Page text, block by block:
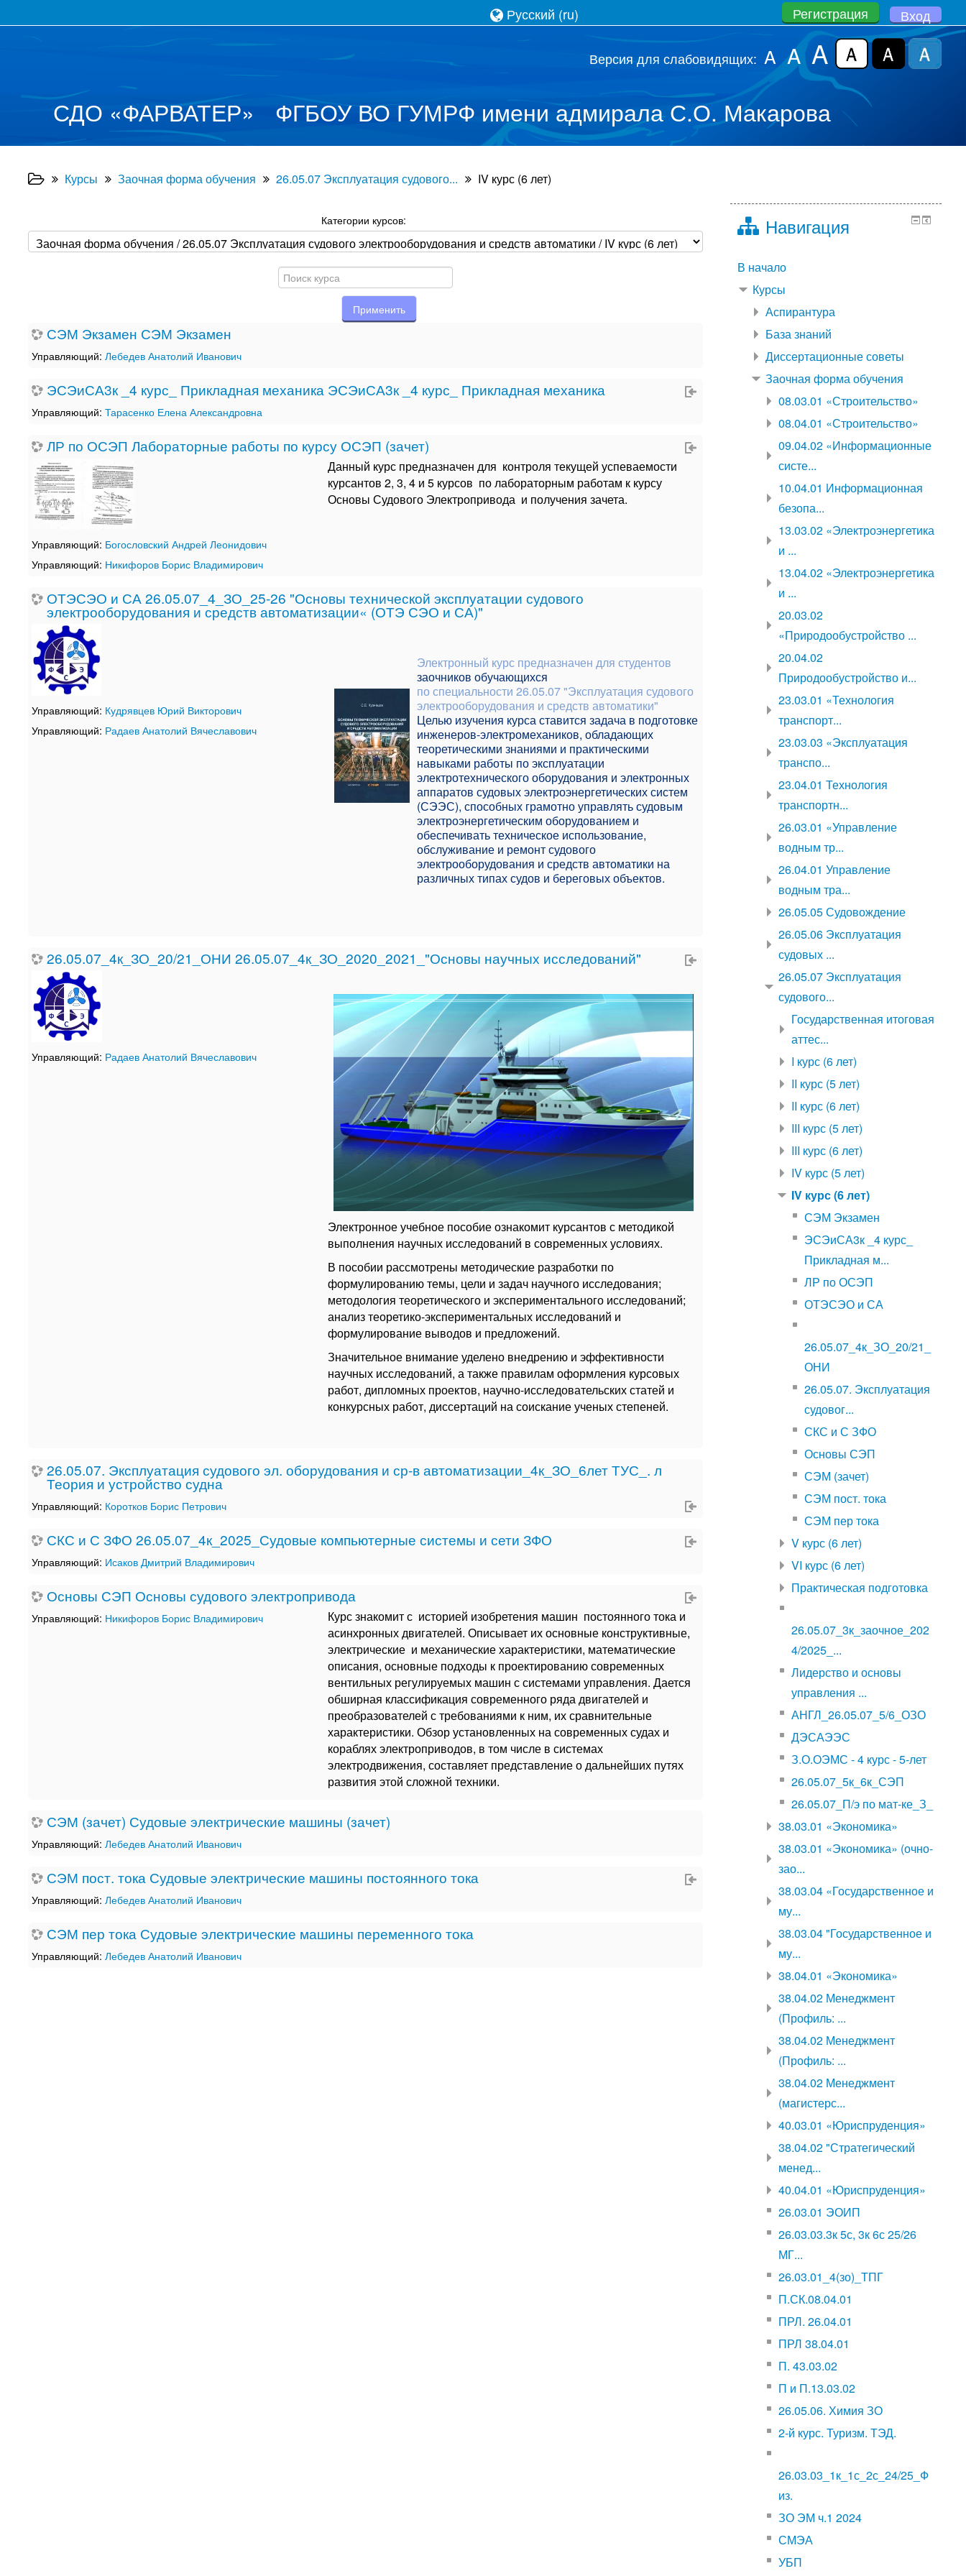
Регистрация Вход
Версия для слабовидящих: A A A
Русский ‎(ru)‎
СДО «ФАРВАТЕР» ФГБОУ ВО ГУМРФ имени адмирала С.О. Макарова
Курсы Заочная форма обучения 26.05.07 Эксплуатация судового... IV курс (6 лет)
Категории курсов:
Поиск
курса
Применить
СЭМ Экзамен СЭМ Экзамен
Управляющий: Лебедев Анатолий Иванович
ЭСЭиСА3к _4 курс_ Прикладная механика ЭСЭиСА3к _4 курс_ Прикладная механика
Управляющий: Тарасенко Елена Александровна
ЛР по ОСЭП Лабораторные работы по курсу ОСЭП (зачет)
Данный курс предназначен для контроля текущей успеваемости
курсантов 2, 3, 4 и 5 курсов по лабораторным работам к курсу
Основы Судового Электропривода и получения зачета.
Управляющий: Богословский Андрей Леонидович
Управляющий: Никифоров Борис Владимирович
ОТЭСЭО и СА 26.05.07_4_ЗО_25-26 "Основы технической эксплуатации судового
электрооборудования и средств автоматизации« (ОТЭ СЭО и СА)"
Электронный курс предназначен для студентов
заочников обучающихся
по специальности 26.05.07 "Эксплуатация судового
электрооборудования и средств автоматики"
Целью изучения курса ставится задача в подготовке
инженеров-электромехаников, обладающих
теоретическими знаниями и практическими
навыками работы по эксплуатации
электротехнического оборудования и электронных
аппаратов судовых электроэнергетических систем
(СЭЭС), способных грамотно управлять судовым
электроэнергетическим оборудованием и
обеспечивать техническое использование,
обслуживание и ремонт судового
электрооборудования и средств автоматики на
различных типах судов и береговых объектов.
Управляющий: Кудрявцев Юрий Викторович
Управляющий: Радаев Анатолий Вячеславович
26.05.07_4к_ЗО_20/21_ОНИ 26.05.07_4к_ЗО_2020_2021_"Основы научных исследований"
Электронное учебное пособие ознакомит курсантов с методикой
выполнения научных исследований в современных условиях.
В пособии рассмотрены методические разработки по
формулированию темы, цели и задач научного исследования;
методология теоретического и экспериментального исследований;
анализ теоретико-экспериментальных исследований и
формулирование выводов и предложений.
Значительное внимание уделено внедрению и эффективности
научных исследований, а также правилам оформления курсовых
работ, дипломных проектов, научно-исследовательских статей и
конкурсных работ, диссертаций на соискание ученых степеней.
Управляющий: Радаев Анатолий Вячеславович
26.05.07. Эксплуатация судового эл. оборудования и ср-в автоматизации_4к_ЗО_6лет ТУС_. л
Теория и устройство судна
Управляющий: Коротков Борис Петрович
СКС и С ЗФО 26.05.07_4к_2025_Судовые компьютерные системы и сети ЗФО
Управляющий: Исаков Дмитрий Владимирович
Основы СЭП Основы судового электропривода
Курс знакомит с историей изобретения машин постоянного тока и
асинхронных двигателей. Описывает их основные конструктивные,
электрические и механические характеристики, математические
описания, основные подходы к проектированию современных
вентильных регулируемых машин с системами управления. Дается
обширная классификация современного ряда двигателей и
преобразователей с требованиями к ним, их сравнительные
характеристики. Обзор установленных на современных судах и
кораблях электроприводов, в том числе в системах
электродвижения, составляет представление о дальнейших путях
развития этой сложной техники.
Управляющий: Никифоров Борис Владимирович
СЭМ (зачет) Судовые электрические машины (зачет)
Управляющий: Лебедев Анатолий Иванович
СЭМ пост. тока Судовые электрические машины постоянного тока
Управляющий: Лебедев Анатолий Иванович
СЭМ пер тока Судовые электрические машины переменного тока
Управляющий: Лебедев Анатолий Иванович
Навигация
В начало
Курсы
Аспирантура
База знаний
Диссертационные советы
Заочная форма обучения
08.03.01 «Строительство»
08.04.01 «Строительство»
09.04.02 «Информационные
систе...
10.04.01 Информационная
безопа...
13.03.02 «Электроэнергетика
и ...
13.04.02 «Электроэнергетика
и ...
20.03.02
«Природообустройство ...
20.04.02
Природообустройство и...
23.03.01 «Технология
транспорт...
23.03.03 «Эксплуатация
транспо...
23.04.01 Технология
транспортн...
26.03.01 «Управление
водным тр...
26.04.01 Управление
водным тра...
26.05.05 Судовождение
26.05.06 Эксплуатация
судовых ...
26.05.07 Эксплуатация
судового...
Государственная итоговая
аттес...
I курс (6 лет)
II курс (5 лет)
II курс (6 лет)
III курс (5 лет)
III курс (6 лет)
IV курс (5 лет)
IV курс (6 лет)
СЭМ Экзамен
ЭСЭиСА3к _4 курс_
Прикладная м...
ЛР по ОСЭП
ОТЭСЭО и СА
26.05.07_4к_ЗО_20/21_
ОНИ
26.05.07. Эксплуатация
судовог...
СКС и С ЗФО
Основы СЭП
СЭМ (зачет)
СЭМ пост. тока
СЭМ пер тока
V курс (6 лет)
VI курс (6 лет)
Практическая подготовка
26.05.07_3к_заочное_202
4/2025_...
Лидерство и основы
управления ...
АНГЛ_26.05.07_5/6_ОЗО
ДЭСАЭЭС
З.О.ОЭМС - 4 курс - 5-лет
26.05.07_5к_6к_СЭП
26.05.07_П/э по мат-ке_З_
38.03.01 «Экономика»
38.03.01 «Экономика» (очно-
зао...
38.03.04 «Государственное и
му...
38.03.04 "Государственное и
му...
38.04.01 «Экономика»
38.04.02 Менеджмент
(Профиль: ...
38.04.02 Менеджмент
(Профиль: ...
38.04.02 Менеджмент
(магистерс...
40.03.01 «Юриспруденция»
38.04.02 "Стратегический
менед...
40.04.01 «Юриспруденция»
26.03.01 ЭОИП
26.03.03.3к 5с, 3к 6с 25/26
МГ...
26.03.01_4(зо)_ТПГ
П.СК.08.04.01
ПРЛ. 26.04.01
ПРЛ 38.04.01
П. 43.03.02
П и П.13.03.02
26.05.06. Химия ЗО
2-й курс. Туризм. ТЭД.
26.03.03_1к_1с_2с_24/25_Ф
из.
ЗО ЭМ ч.1 2024
СМЭА
УБП